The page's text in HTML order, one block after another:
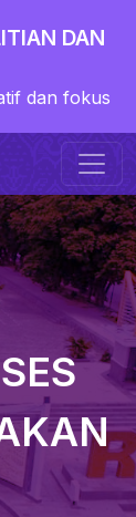
DAN
dan fokus